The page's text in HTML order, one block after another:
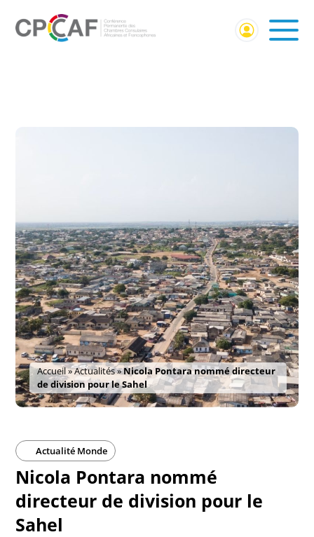
Accueil»Actualités»Nicola Pontara nommé directeur
de division pour le Sahel
Actualité Monde
Nicola Pontara nommé
directeur de division pour le
Sahel